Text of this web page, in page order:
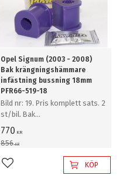
Opel Signum (2003 - 2008)
Bak krängningshämmare
infästning bussning 18mm
PFR66-519-18
Bild nr: 19. Pris komplett sats. 2
st/bil. Bak
krängningshämmare
infästning bussning 18mm
770 KR
856KR
Lägg till i favoriterKÖP